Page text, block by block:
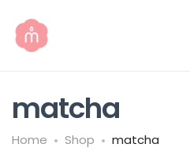
matcha
Home Shop matcha